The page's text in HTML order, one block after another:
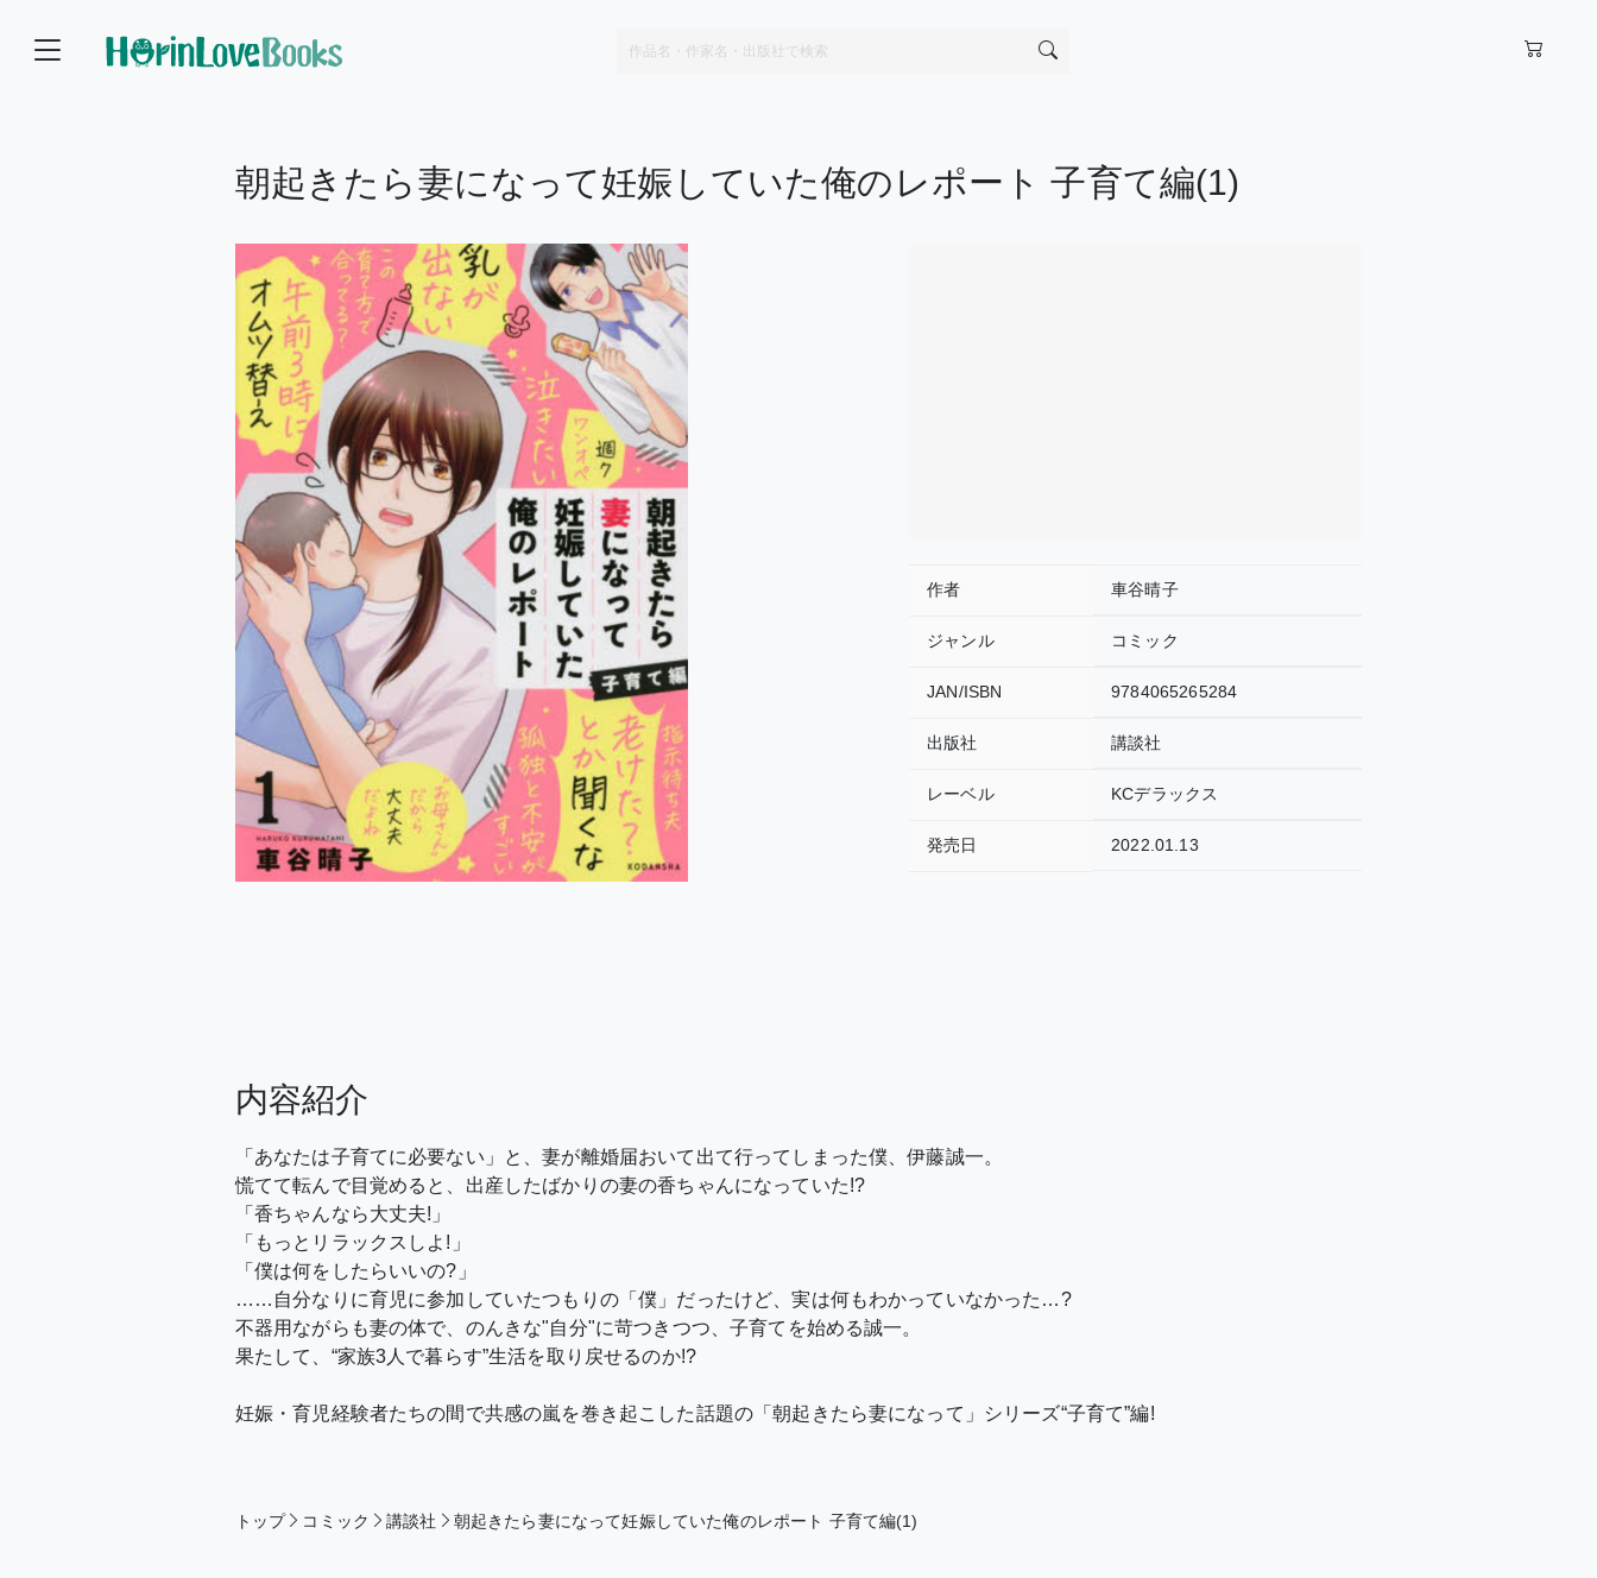
朝起きたら妻になって妊娠していた俺のレポート 子育て編(1)
作者 車谷晴子
ジャンル コミック
JAN/ISBN 9784065265284
出版社 講談社
レーベル KCデラックス
発売日 2022.01.13
内容紹介
「あなたは子育てに必要ない」と、妻が離婚届おいて出て行ってしまった僕、伊藤誠一。
慌てて転んで目覚めると、出産したばかりの妻の香ちゃんになっていた!?
「香ちゃんなら大丈夫!」
「もっとリラックスしよ!」
「僕は何をしたらいいの?」
……自分なりに育児に参加していたつもりの「僕」だったけど、実は何もわかっていなかった…?
不器用ながらも妻の体で、のんきな"自分"に苛つきつつ、子育てを始める誠一。
果たして、“家族3人で暮らす”生活を取り戻せるのか!?
妊娠・育児経験者たちの間で共感の嵐を巻き起こした話題の「朝起きたら妻になって」シリーズ“子育て”編!
トップ コミック 講談社 朝起きたら妻になって妊娠していた俺のレポート 子育て編(1)